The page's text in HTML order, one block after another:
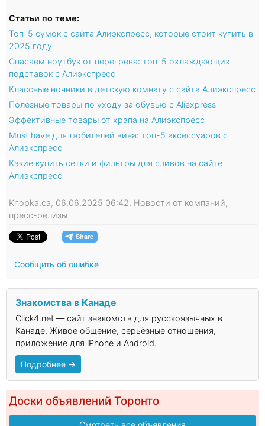
Статьи по теме:
Топ-5 сумок с сайта Алиэкспресс, которые стоит купить в
2025 году
Спасаем ноутбук от перегрева: топ-5 охлаждающих
подставок с Алиэкспресс
Классные ночники в детскую комнату с сайта Алиэкспресс
Полезные товары по уходу за обувью с Aliexpress
Эффективные товары от храпа на Алиэкспресс
Must have для любителей вина: топ-5 аксессуаров с
Алиэкспресс
Какие купить сетки и фильтры для сливов на сайте
Алиэкспресс
Knopka.ca, 06.06.2025 06:42, Новости от компаний,
пресс-релизы
Сообщить об ошибке
Знакомства в Канаде
Click4.net — сайт знакомств для русскоязычных в
Канаде. Живое общение, серьёзные отношения,
приложение для iPhone и Android.
Подробнее →
Доски объявлений Торонто